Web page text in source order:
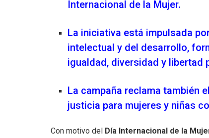
Internacional de la Mujer.
La iniciativa está impulsada
intelectual y del desarrollo,
igualdad, diversidad y libertad
La campaña reclama también
justicia para mujeres y niñas
Con motivo del Día Internacional de la